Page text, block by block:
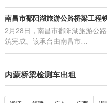
南昌市鄱阳湖旅游公路桥梁工程
2月28日，南昌市鄱阳湖旅游公
筑完成。该承台由南昌市…
内蒙桥梁检测车出租